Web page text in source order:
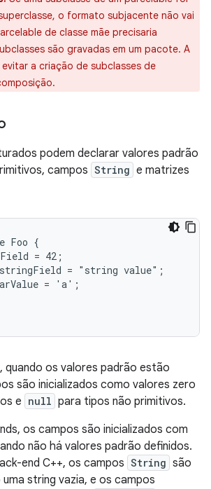
o formato subjacente não vai
de classe mãe precisaria
são gravadas em um pacote. A
a criação de subclasses de
podem declarar valores padrão
campos String e matrizes
Foo {
= 42;
= "string value";
= 'a';
quando os valores padrão estão
são inicializados como valores zero
e null para tipos não primitivos.
os campos são inicializados com
não há valores padrão definidos.
end C++, os campos String são
string vazia, e os campos